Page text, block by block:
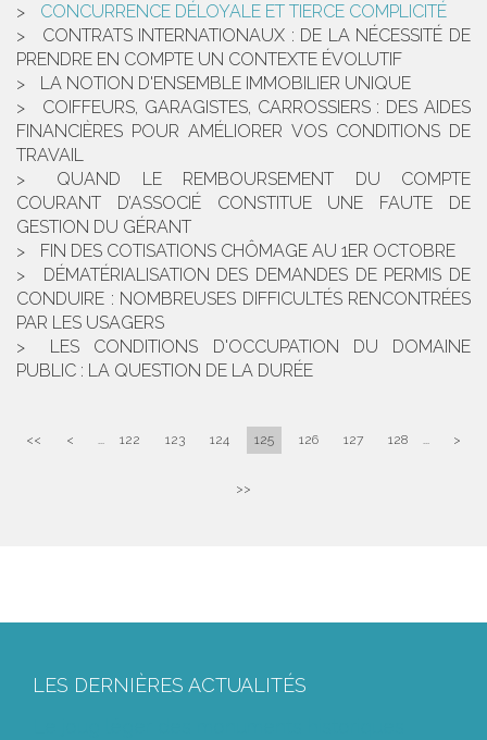
CONCURRENCE DÉLOYALE ET TIERCE COMPLICITÉ
CONTRATS INTERNATIONAUX : DE LA NÉCESSITÉ DE
PRENDRE EN COMPTE UN CONTEXTE ÉVOLUTIF
LA NOTION D'ENSEMBLE IMMOBILIER UNIQUE
COIFFEURS, GARAGISTES, CARROSSIERS : DES AIDES
FINANCIÈRES POUR AMÉLIORER VOS CONDITIONS DE
TRAVAIL
QUAND LE REMBOURSEMENT DU COMPTE
COURANT D’ASSOCIÉ CONSTITUE UNE FAUTE DE
GESTION DU GÉRANT
FIN DES COTISATIONS CHÔMAGE AU 1ER OCTOBRE
DÉMATÉRIALISATION DES DEMANDES DE PERMIS DE
CONDUIRE : NOMBREUSES DIFFICULTÉS RENCONTRÉES
PAR LES USAGERS
LES CONDITIONS D'OCCUPATION DU DOMAINE
PUBLIC : LA QUESTION DE LA DURÉE
<< < ... 122 123 124 125 126 127 128 ... >
>>
LES DERNIÈRES ACTUALITÉS